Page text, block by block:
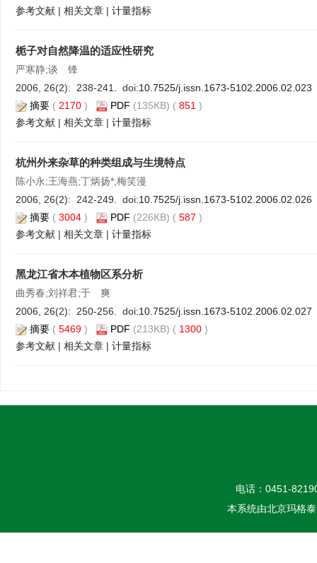
参考文献 | 相关文章 | 计量指标
栀子对自然降温的适应性研究
严寒静;谈 锋
2006, 26(2): 238-241. doi:10.7525/j.issn.1673-5102.2006.02.023
摘要 ( 2170 ) PDF (135KB) ( 851 )
参考文献 | 相关文章 | 计量指标
杭州外来杂草的种类组成与生境特点
陈小永;王海燕;丁炳扬*;梅笑漫
2006, 26(2): 242-249. doi:10.7525/j.issn.1673-5102.2006.02.026
摘要 ( 3004 ) PDF (226KB) ( 587 )
参考文献 | 相关文章 | 计量指标
黑龙江省木本植物区系分析
曲秀春;刘祥君;于 爽
2006, 26(2): 250-256. doi:10.7525/j.issn.1673-5102.2006.02.027
摘要 ( 5469 ) PDF (213KB) ( 1300 )
参考文献 | 相关文章 | 计量指标
电话：0451-
本系统由北京玛格